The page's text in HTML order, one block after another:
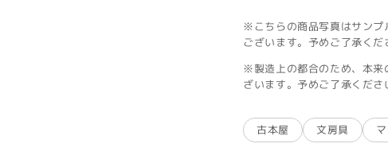
※こちらの商品写真はサンプ
ございます。予めご了承くだ
※製造上の都合のため、本来
ざいます。予めご了承くださ
古本屋 文房具